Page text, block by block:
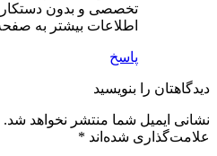
تخصصی و بدون
اطلاعات بیشتر به
پاسخ
دیدگاهتان را بنویسید
نشانی ایمیل شما منتشر نخواهد شد.
علامت‌گذاری شده‌اند *